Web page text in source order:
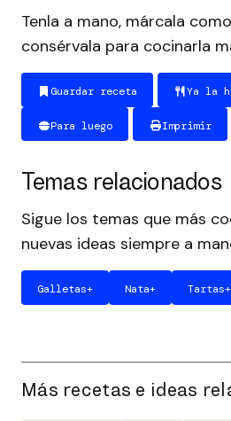
Tenla a mano, márcala
consérvala para cocinarla
Guardar receta Ya la
Para luego Imprimir
Temas relacionados
Sigue los temas que más
nuevas ideas siempre a
Galletas+ Nata+ Tartas+
Más recetas e ideas